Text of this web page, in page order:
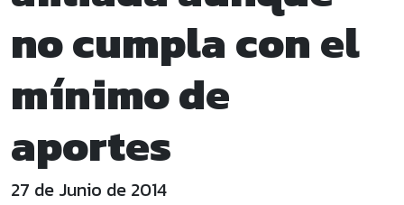
no cumpla con el
mínimo de
aportes
27 de Junio de 2014